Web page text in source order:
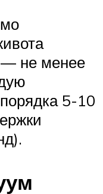
— не менее
5-10